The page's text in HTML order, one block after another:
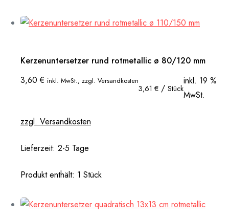
Kerzenuntersetzer rund rotmetallic ø 80/120 mm
3,60€ inkl. MwSt., zzgl. Versandkosten
3,61 € / Stück
inkl. 19 %
MwSt.
zzgl. Versandkosten
Lieferzeit: 2-5 Tage
Produkt enthält: 1 Stück